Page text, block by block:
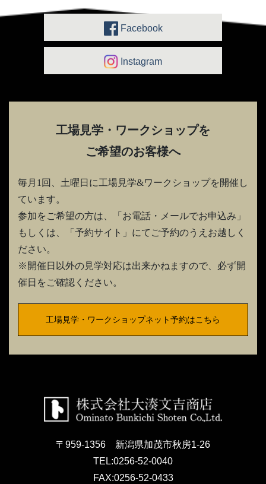
Facebook
Instagram
工場見学・ワークショップを
ご希望のお客様へ
毎月1回、土曜日に工場見学&ワークショップを開催し
ています。
参加をご希望の方は、「お電話・メールでお申込み」
もしくは、「予約サイト」にてご予約のうえお越しく
ださい。
※開催日以外の見学対応は出来かねますので、必ず開
催日をご確認ください。
工場見学・ワークショップネット予約はこちら
〒959-1356 新潟県加茂市秋房1-26
TEL:0256-52-0040
FAX:0256-52-0433